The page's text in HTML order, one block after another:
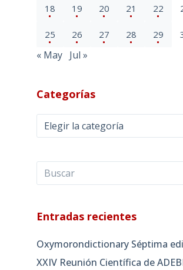
18 19 20 21 22
25 26 27 28 29
« May Jul »
Categorías
Categorías
Entradas recientes
Oxymorondictionary Séptima
XXIV Reunión Científica de